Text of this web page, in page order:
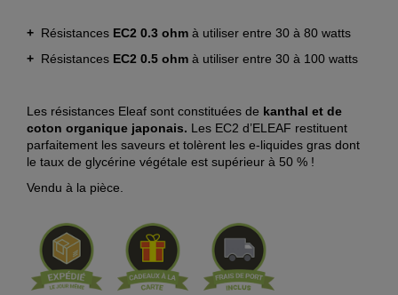
+ Résistances EC2 0.3 ohm à utiliser entre 30 à 80 watts
+ Résistances EC2 0.5 ohm à utiliser entre 30 à 100 watts
Les résistances Eleaf sont constituées de kanthal et de
coton organique japonais. Les EC2 d’ELEAF restituent
parfaitement les saveurs et tolèrent les e-liquides gras dont
le taux de glycérine végétale est supérieur à 50 % !
Vendu à la pièce.